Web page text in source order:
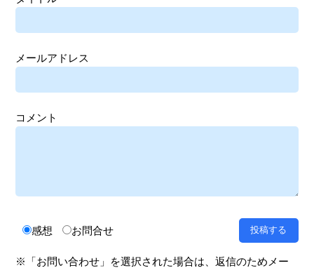
メールアドレス
コメント
感想 お問合せ
※「お問い合わせ」を選択された場合は、返信のためメー